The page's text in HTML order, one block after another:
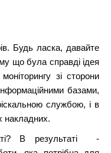
Будь ласка, давайте
що була справді ідея
зі сторони
базами,
службою, і в
накладних.
В результаті -